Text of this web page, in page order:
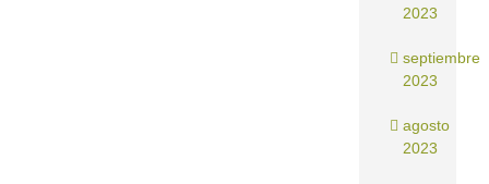
2023
septiembre
2023
agosto
2023